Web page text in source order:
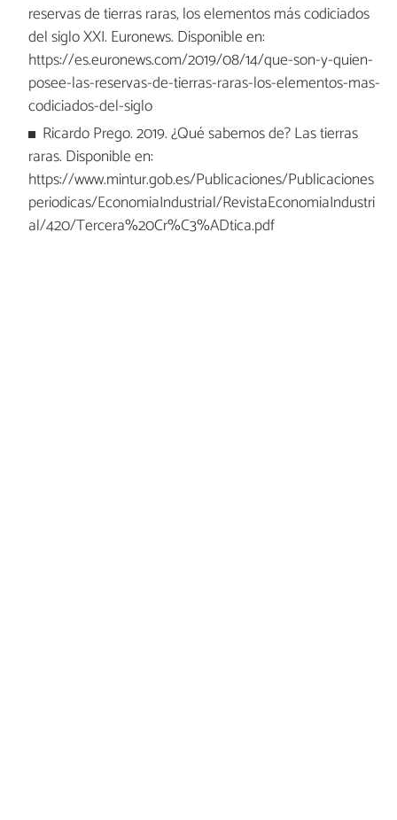
reservas de tierras raras, los elementos más codiciados
del siglo XXI. Euronews. Disponible en:
https://es.euronews.com/2019/08/14/que-son-y-quien-
posee-las-reservas-de-tierras-raras-los-elementos-mas-
codiciados-del-siglo
Ricardo Prego. 2019. ¿Qué sabemos de? Las tierras
raras. Disponible en:
https://www.mintur.gob.es/Publicaciones/Publicaciones
periodicas/EconomiaIndustrial/RevistaEconomiaIndustri
al/420/Tercera%20Cr%C3%ADtica.pdf